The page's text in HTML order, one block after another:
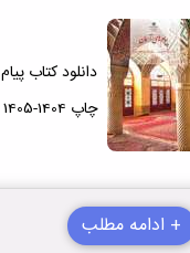
دانلود کتاب
چاپ 1404-1405
+ ادامه مطلب